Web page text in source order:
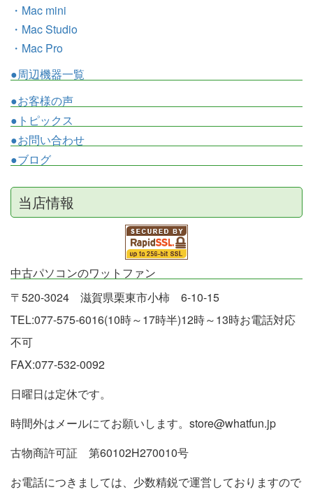
・Mac mini
・Mac Studio
・Mac Pro
●周辺機器一覧
●お客様の声
●トピックス
●お問い合わせ
●ブログ
当店情報
中古パソコンのワットファン
〒520-3024 滋賀県栗東市小柿 6-10-15
TEL:077-575-6016(10時～17時半)12時～13時お電話対応
不可
FAX:077-532-0092
日曜日は定休です。
時間外はメールにてお願いします。store@whatfun.jp
古物商許可証 第60102H270010号
お電話につきましては、少数精鋭で運営しておりますので